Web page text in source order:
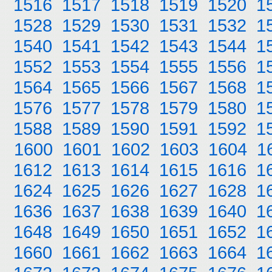
1516 1517 1518 1519 1520
1528 1529 1530 1531 1532
1540 1541 1542 1543 1544
1552 1553 1554 1555 1556
1564 1565 1566 1567 1568
1576 1577 1578 1579 1580
1588 1589 1590 1591 1592
1600 1601 1602 1603 1604
1612 1613 1614 1615 1616
1624 1625 1626 1627 1628
1636 1637 1638 1639 1640
1648 1649 1650 1651 1652
1660 1661 1662 1663 1664